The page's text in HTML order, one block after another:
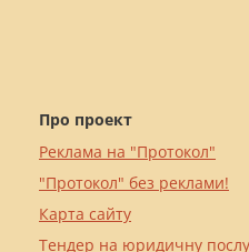
Про проект
Реклама на "Протокол"
"Протокол" без реклами!
Карта сайту
Тендер на юридичну